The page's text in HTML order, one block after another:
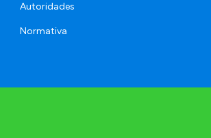
Autoridades
Normativa